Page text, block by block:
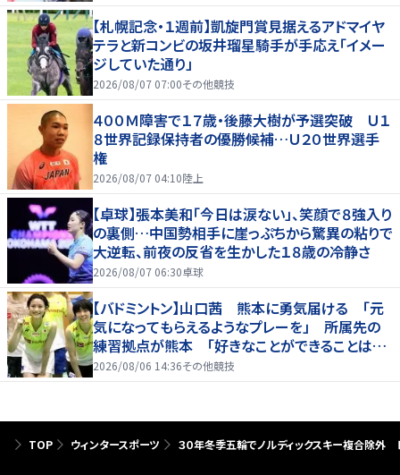
【札幌記念・１週前】凱旋門賞見据えるアドマイヤ
テラと新コンビの坂井瑠星騎手が手応え「イメー
ジしていた通り」
2026/08/07 07:00その他競技
４００Ｍ障害で１７歳・後藤大樹が予選突破 Ｕ１
８世界記録保持者の優勝候補…Ｕ２０世界選手
権
2026/08/07 04:10陸上
【卓球】張本美和「今日は涙ない」、笑顔で８強入り
の裏側…中国勢相手に崖っぷちから驚異の粘りで
大逆転、前夜の反省を生かした１８歳の冷静さ
2026/08/07 06:30卓球
【バドミントン】山口茜 熊本に勇気届ける 「元
気になってもらえるようなプレーを」 所属先の
練習拠点が熊本 「好きなことができることは当
たり前じゃない」
2026/08/06 14:36その他競技
TOP ウィンタースポーツ ３０年冬季五輪でノルディックスキー複合除外